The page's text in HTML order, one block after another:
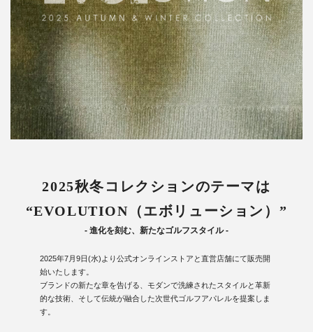
2025秋冬コレクションのテーマは
“EVOLUTION（エボリューション）”
- 進化を刻む、新たなゴルフスタイル -
2025年7月9日(水)より公式オンラインストアと直営店舗にて販売開
始いたします。
ブランドの新たな章を告げる、モダンで洗練されたスタイルと革新
的な技術、そして伝統が融合した次世代ゴルフアパレルを提案しま
す。